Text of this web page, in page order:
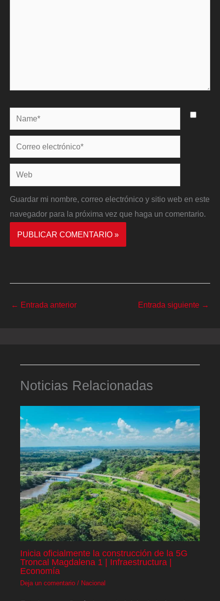
Name*
Correo
electrónico*
Web
Guardar mi nombre, correo electrónico y sitio web en este
navegador para la próxima vez que haga un comentario.
← Entrada anterior Entrada siguiente →
Noticias Relacionadas
Inicia oficialmente la construcción de la 5G
Troncal Magdalena 1 | Infraestructura |
Economía
Deja un comentario / Nacional